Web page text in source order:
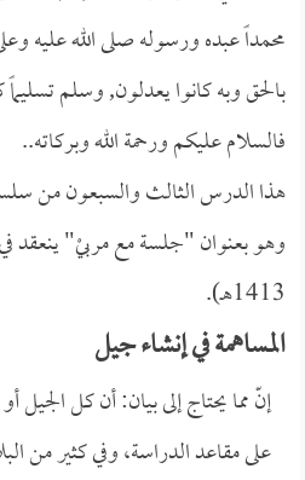
محمداً عبده ورسوله صلى الله عليه
بالحق وبه كانوا يعدلون, وسلم تسليماً
فالسلام عليكم ورحمة الله وبركاته..
هذا الدرس الثالث والسبعون من
1413هـ).
المساهمة في إنشاء جيل
إنّ مما يحتاج إلى بيان: أن كل الجيل
على مقاعد الدراسة، وفي كثير من